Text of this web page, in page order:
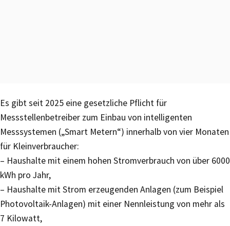
Es gibt seit 2025 eine gesetzliche Pflicht für
Messstellenbetreiber zum Einbau von intelligenten
Messsystemen („Smart Metern“) innerhalb von vier Monaten
für Kleinverbraucher:
– Haushalte mit einem hohen Stromverbrauch von über 6000
kWh pro Jahr,
– Haushalte mit Strom erzeugenden Anlagen (zum Beispiel
Photovoltaik-Anlagen) mit einer Nennleistung von mehr als
7 Kilowatt,